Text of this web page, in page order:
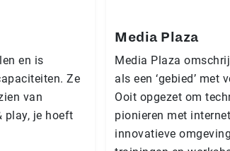
en is
Ze
van
play, je hoeft
Media Plaza
Media Plaza
als een ‘gebied’ met
Ooit opgezet om
pionieren met
innovatieve